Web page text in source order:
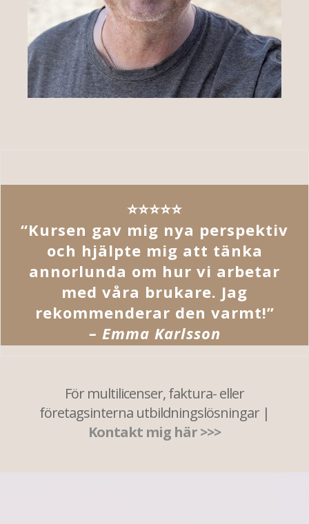
⭐️⭐️⭐️⭐️⭐️
“Kursen gav mig nya perspektiv
och hjälpte mig att tänka
annorlunda om hur vi arbetar
med våra brukare. Jag
rekommenderar den varmt!”
– Emma Karlsson
För multilicenser, faktura- eller
företagsinterna utbildningslösningar |
Kontakt mig här >>>